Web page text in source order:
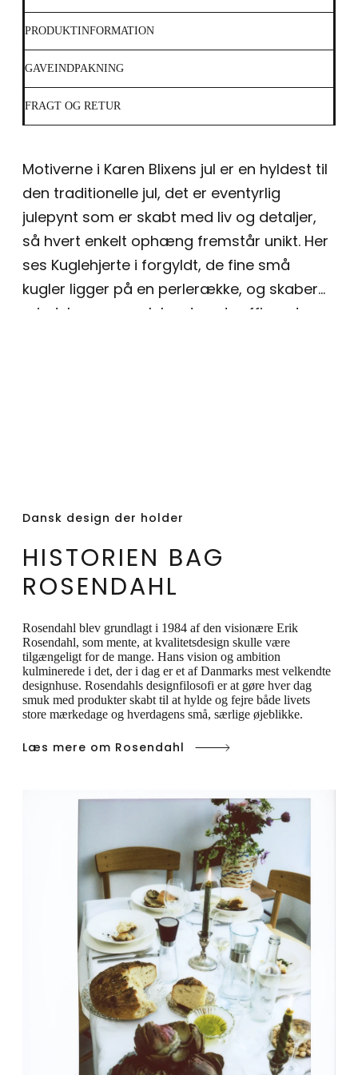
PRODUKTINFORMATION
GAVEINDPAKNING
FRAGT OG RETUR
Motiverne i Karen Blixens jul er en hyldest til
den traditionelle jul, det er eventyrlig
julepynt som er skabt med liv og detaljer,
så hvert enkelt ophæng fremstår unikt. Her
ses Kuglehjerte i forgyldt, de fine små
kugler ligger på en perlerække, og skaber
mindelser om perlekæder, et raffineret og
Dansk design der holder
HISTORIEN BAG
ROSENDAHL
Rosendahl blev grundlagt i 1984 af den visionære Erik
Rosendahl, som mente, at kvalitetsdesign skulle være
tilgængeligt for de mange. Hans vision og ambition
kulminerede i det, der i dag er et af Danmarks mest velkendte
designhuse. Rosendahls designfilosofi er at gøre hver dag
smuk med produkter skabt til at hylde og fejre både livets
store mærkedage og hverdagens små, særlige øjeblikke.
Læs mere om Rosendahl